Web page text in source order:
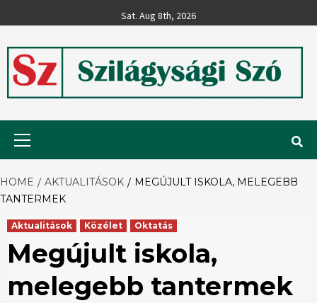
to
Sat. Aug 8th, 2026
Szilágysági
Szó
HOME AKTUALITÁSOK
MEGÚJULT ISKOLA, MELEGEBB
TANTERMEK
Aktualitások Közélet Oktatás
Megújult iskola,
melegebb tantermek